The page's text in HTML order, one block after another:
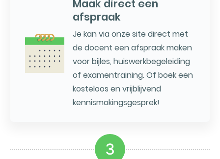
Maak direct een
afspraak
Je kan via onze site direct met
de docent een afspraak maken
voor bijles, huiswerkbegeleiding
of examentraining. Of boek een
kosteloos en vrijblijvend
kennismakingsgesprek!
3